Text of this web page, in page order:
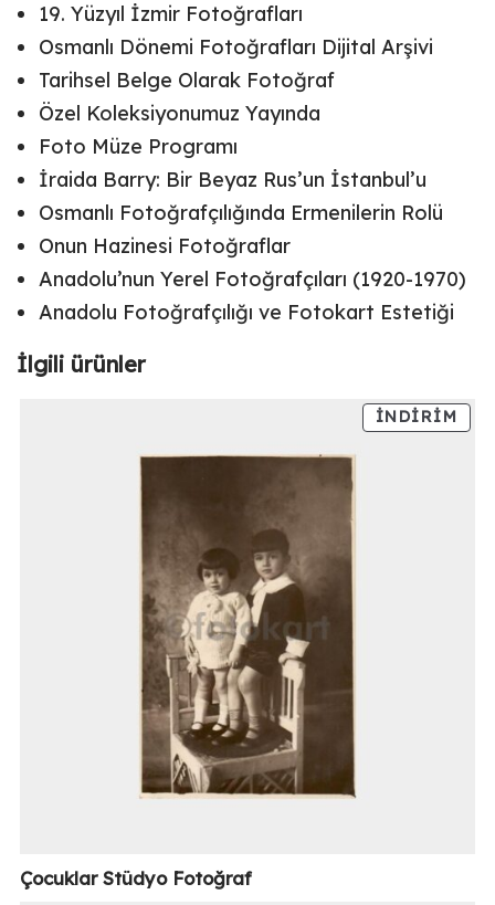
19. Yüzyıl İzmir Fotoğrafları
Osmanlı Dönemi Fotoğrafları Dijital Arşivi
Tarihsel Belge Olarak Fotoğraf
Özel Koleksiyonumuz Yayında
Foto Müze Programı
İraida Barry: Bir Beyaz Rus’un İstanbul’u
Osmanlı Fotoğrafçılığında Ermenilerin Rolü
Onun Hazinesi Fotoğraflar
Anadolu’nun Yerel Fotoğrafçıları (1920-1970)
Anadolu Fotoğrafçılığı ve Fotokart Estetiği
İlgili ürünler
İNDIRIM
Çocuklar Stüdyo Fotoğraf